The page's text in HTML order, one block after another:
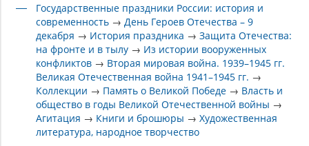
Государственные праздники России: история и
современность → День Героев Отечества – 9
декабря → История праздника →Защита Отечества:
на фронте и в тылу → Из истории вооруженных
конфликтов → Вторая мировая война. 1939–1945 гг.
Великая Отечественная война 1941–1945 гг. →
Коллекции → Память о Великой Победе → Власть и
общество в годы Великой Отечественной войны →
Агитация → Книги и брошюры →Художественная
литература, народное творчество